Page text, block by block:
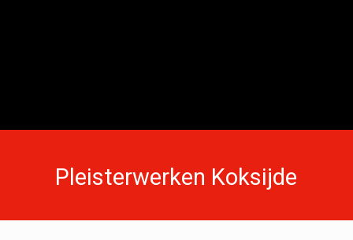
Pleisterwerken Koksijde